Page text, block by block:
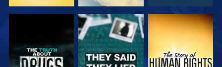
REGARDER REGARDER